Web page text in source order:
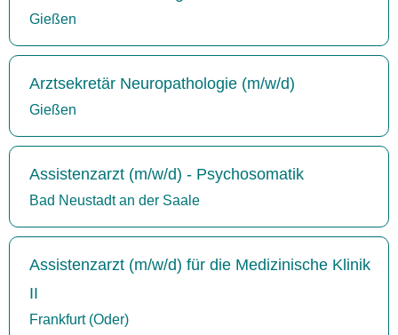
Gießen
Arztsekretär Neuropathologie (m/w/d)
Gießen
Assistenzarzt (m/w/d) - Psychosomatik
Bad Neustadt an der Saale
Assistenzarzt (m/w/d) für die Medizinische Klinik
II
Frankfurt (Oder)